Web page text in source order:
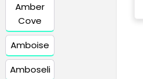
Amber
Cove
Amboise
Amboseli